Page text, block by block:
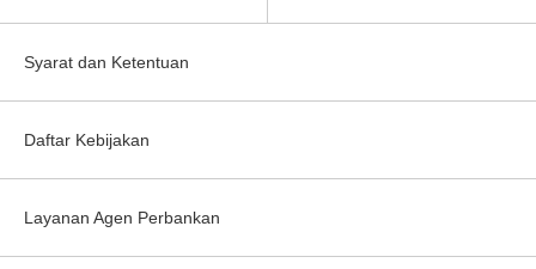
Syarat dan Ketentuan
Daftar Kebijakan
Layanan Agen Perbankan